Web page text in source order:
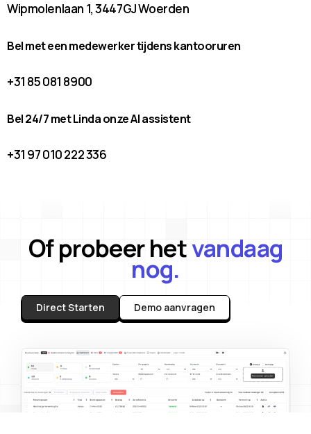
Wipmolenlaan 1, 3447GJ Woerden
Bel met een medewerker tijdens kantooruren
+31 85 081 8900
Bel 24/7 met Linda onze AI assistent
+31 97 010 222 336
Of probeer hetvandaag
nog.
Direct Starten Demo aanvragen